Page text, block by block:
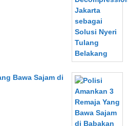
Bawa Sajam di